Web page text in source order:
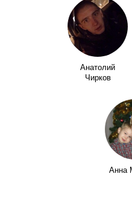
Анатолий
Чирков
Анна